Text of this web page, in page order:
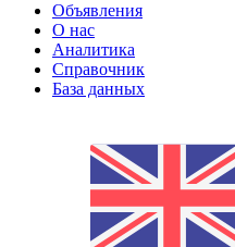
Объявления
О нас
Аналитика
Справочник
База данных